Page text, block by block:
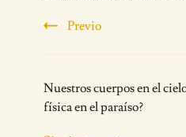
Navigation
Previo
Nuestros cuerpos en el
física en el paraíso?